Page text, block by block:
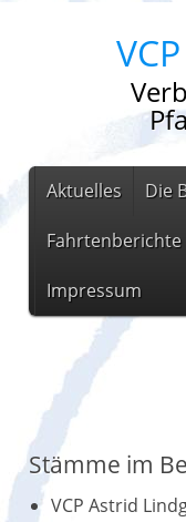
Aktuelles Die
Fahrtenberichte
Impressum
Stämme im
VCP Astrid